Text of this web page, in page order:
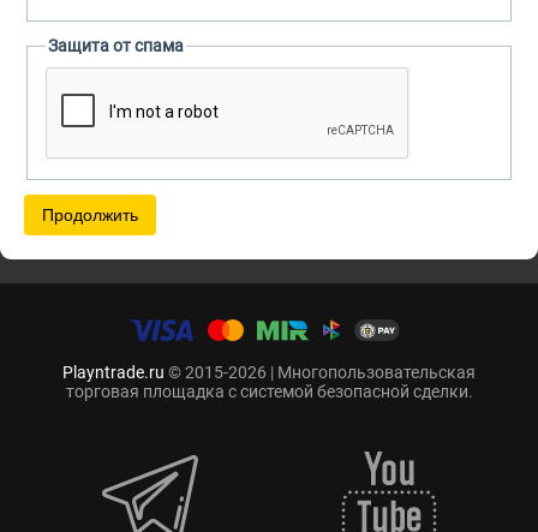
Защита от спама
Playntrade.ru © 2015-2026 | Многопользовательская
торговая площадка с системой безопасной сделки.